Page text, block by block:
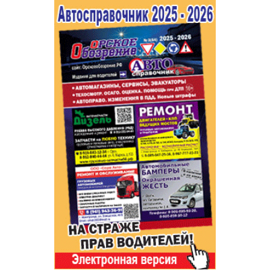
Строительство и ремонт
Авто и мото
Рестораны, кафе, бары
Развлечения и отдых
Спорт Фитнес
Недвижимость
Красота Косметология
Телекоммуникации и связь
Торговля
Бизнес и финансы
Юристы, Экспертиза, Страхование
Ремонт
Социальные организации
Это интересно
Администрация
Популярное →
Строительство и ремонт